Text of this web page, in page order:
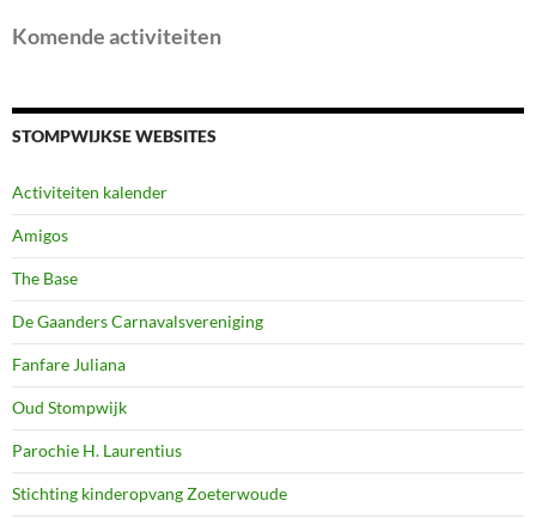
Komende activiteiten
STOMPWIJKSE WEBSITES
Activiteiten kalender
Amigos
The Base
De Gaanders Carnavalsvereniging
Fanfare Juliana
Oud Stompwijk
Parochie H. Laurentius
Stichting kinderopvang Zoeterwoude